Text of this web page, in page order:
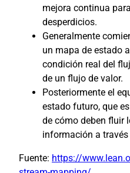
mejora continua
desperdicios.
Generalmente
un mapa de estado
condición real del
de un flujo de valor.
Posteriormente el
estado futuro, que
de cómo deben fluir
información a
Fuente: https://